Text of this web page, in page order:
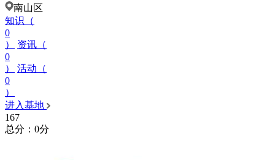
南山区
知识（
0
）
资讯（
0
）
活动（
0
）
进入基地
167
总分：0分